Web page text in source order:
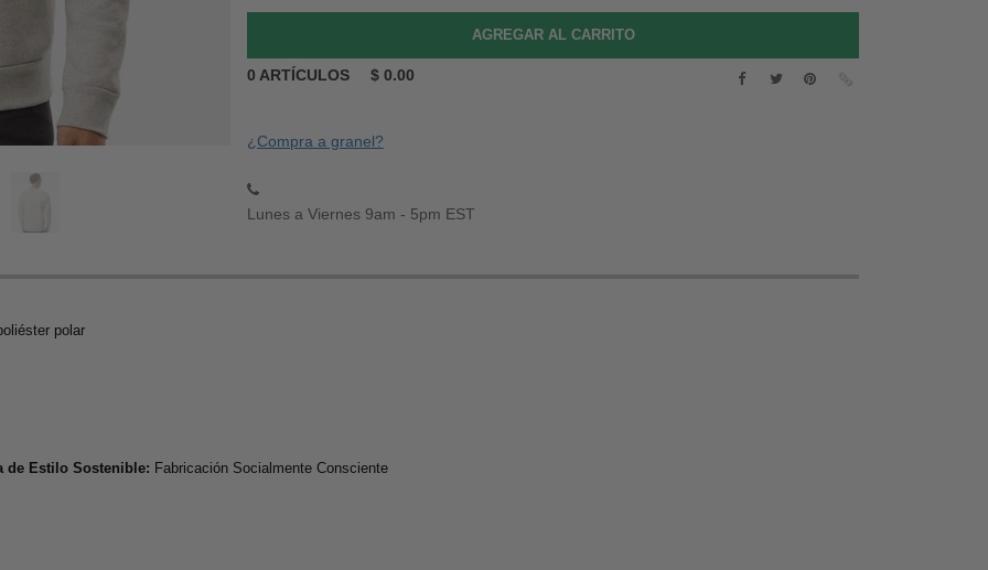
0 ARTÍCULOS $ 0.00
¿Compra a granel?
Lunes a Viernes 9am - 5pm EST
polar
de Estilo Sostenible: Fabricación Socialmente Consciente